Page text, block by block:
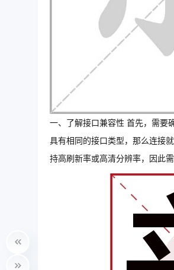
一、了解接口兼容性 首先，需
具有相同的接口类型，那么连接
持高刷新率或高清分辨率，因此